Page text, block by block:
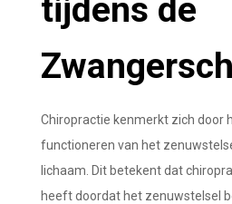
tijdens de
Chiropractie kenmerkt zich door
functioneren van het
lichaam. Dit betekent dat
heeft doordat het zenuwstelsel